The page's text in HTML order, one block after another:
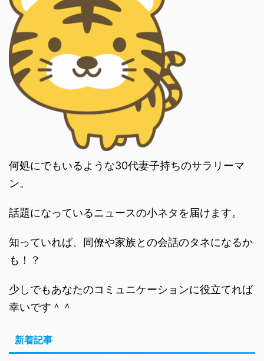
何処にでもいるような30代妻子持ちのサラリーマ
ン。
話題になっているニュースの小ネタを届けます。
知っていれば、同僚や家族との会話のタネになるか
も！？
少しでもあなたのコミュニケーションに役立てれば
幸いです＾＾
新着記事